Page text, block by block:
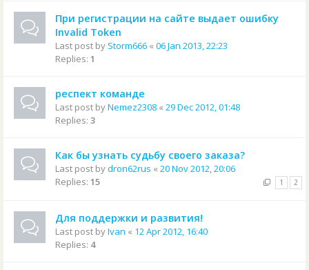
При регистрации на сайте выдает ошибку
Invalid Token
Last post by Storm666 « 06 Jan 2013, 22:23
Replies: 1
респект команде
Last post byNemez2308 « 29 Dec 2012, 01:48
Replies: 3
Как бы узнать судьбу своего заказа?
Last post bydron62rus « 20 Nov 2012, 20:06
Replies: 15 1 2
Для поддержки и развития!
Last post byIvan « 12 Apr 2012, 16:40
Replies: 4